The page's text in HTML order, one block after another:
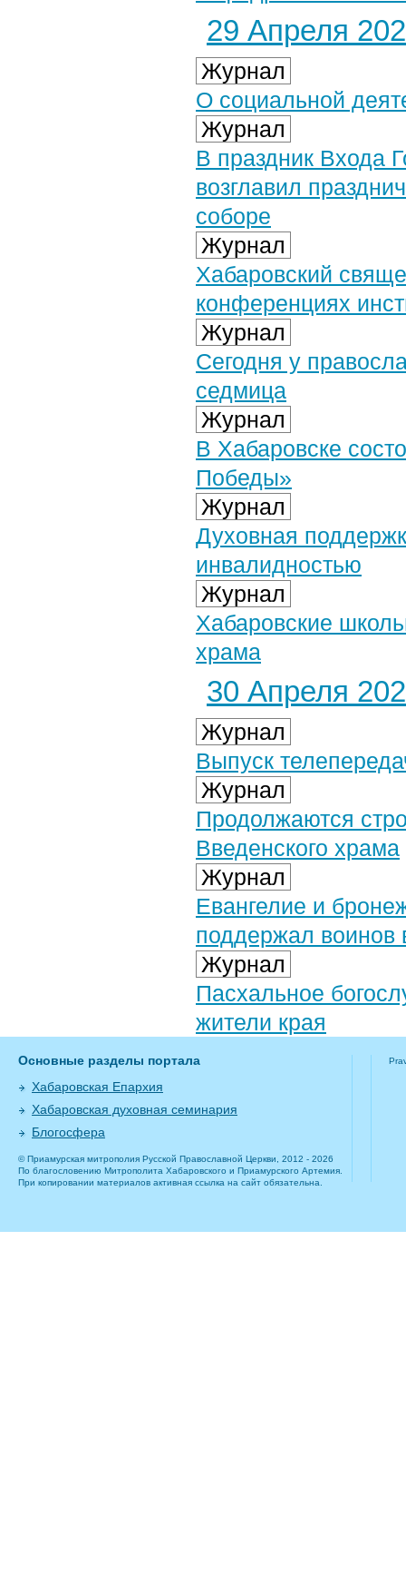
29 Апреля
Журнал
О социальной
Журнал
В праздник Входа
возглавил
соборе
Журнал
Хабаровский
конференциях
Журнал
Сегодня у
седмица
Журнал
В Хабаровске
Победы»
Журнал
Духовная
инвалидностью
Журнал
Хабаровские
храма
30 Апреля
Журнал
Выпуск
Журнал
Продолжаются
Введенского храма
Журнал
Евангелие и
поддержал воинов
Журнал
Пасхальное
жители края
Основные разделы портала
Хабаровская Епархия
Хабаровская духовная семинария
Блогосфера
© Приамурская митрополия Русской Православной Церкви, 2012 - 2026
По благословению Митрополита Хабаровского и Приамурского Артемия.
При копировании материалов активная ссылка на сайт обязательна.